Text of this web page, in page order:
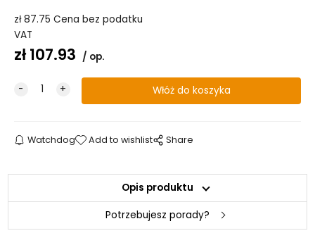
zł87.75 Cena bez podatku
VAT
zł107.93 op.
Watchdog Add to wishlist Share
Opis produktu
Potrzebujesz porady?